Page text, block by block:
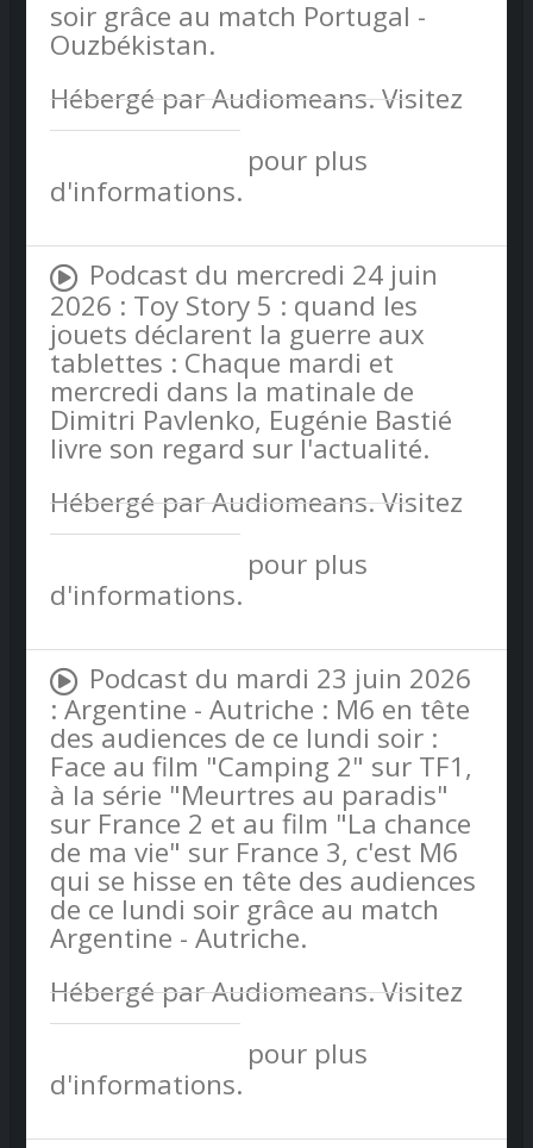
soir grâce au match Portugal -
Ouzbékistan.
Hébergé par Audiomeans. Visitez
audiomeans.fr/politique-de-
pour plus
d'informations.
Podcast du mercredi 24 juin
2026 : Toy Story 5 : quand les
jouets déclarent la guerre aux
tablettes : Chaque mardi et
mercredi dans la matinale de
Dimitri Pavlenko, Eugénie Bastié
livre son regard sur l'actualité.
Hébergé par Audiomeans. Visitez
audiomeans.fr/politique-de-
pour plus
d'informations.
Podcast du mardi 23 juin 2026
: Argentine - Autriche : M6 en tête
des audiences de ce lundi soir :
Face au film "Camping 2" sur TF1,
à la série "Meurtres au paradis"
sur France 2 et au film "La chance
de ma vie" sur France 3, c'est M6
qui se hisse en tête des audiences
de ce lundi soir grâce au match
Argentine - Autriche.
Hébergé par Audiomeans. Visitez
audiomeans.fr/politique-de-
pour plus
d'informations.